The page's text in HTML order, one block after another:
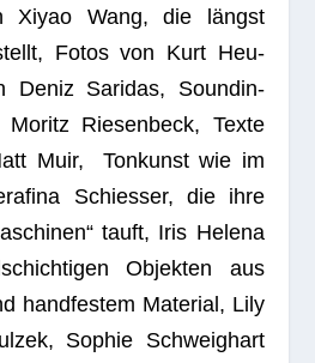
Xiyao Wang, die längst
Fotos von Kurt Heu­
Deniz Sari­das, Sound­in­
Rie­sen­beck, Texte
Muir, Ton­kunst wie im
Schies­ser, die ihre
tauft, Iris Helena
Objek­ten aus
hand­fes­tem Mate­rial, Lily
Sophie Schweig­hart